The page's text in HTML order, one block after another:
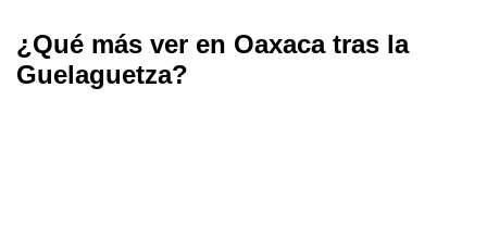
¿Qué más ver en Oaxaca tras la
Guelaguetza?